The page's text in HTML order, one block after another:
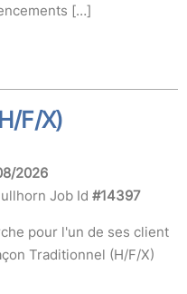
[…]
F/X)
2026
Job Id #14397
pour l'un de ses client
Traditionnel (H/F/X)